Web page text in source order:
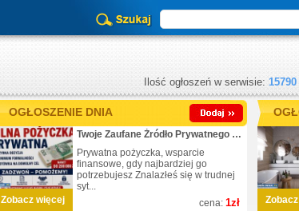
Ilość ogłoszeń w serwisie: 15790
OGŁOSZENIE DNIA
Zobacz więcej cena: 1zł
Twoje Zaufane Źródło Prywatnego Finansowania
Prywatna pożyczka, wsparcie
finansowe, gdy najbardziej go
potrzebujesz Znalazłeś się w trudnej
syt...